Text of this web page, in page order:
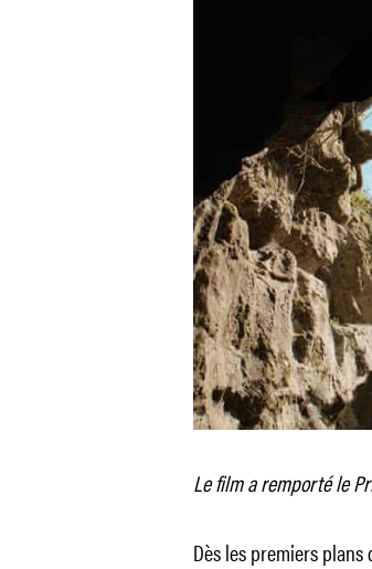
Le film a remporté le
Dès les premiers plans